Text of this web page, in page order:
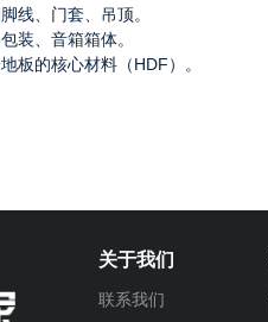
线、门套、吊顶。
装、音箱箱体。
板的核心材料（HDF）。
关于我们
联系我们